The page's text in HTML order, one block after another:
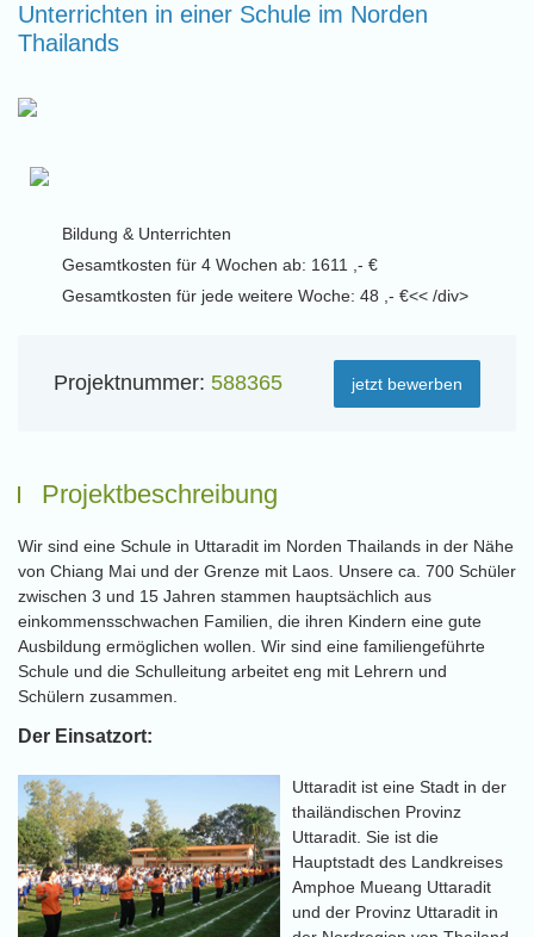
Unterrichten in einer Schule im Norden
Thailands
Bildung & Unterrichten
Gesamtkosten für 4 Wochen ab: 1611 ,- €
Gesamtkosten für jede weitere Woche: 48 ,- €<< /div>
Projektnummer: 588365 jetzt bewerben
Projektbeschreibung
Wir sind eine Schule in Uttaradit im Norden Thailands in der Nähe
von Chiang Mai und der Grenze mit Laos. Unsere ca. 700 Schüler
zwischen 3 und 15 Jahren stammen hauptsächlich aus
einkommensschwachen Familien, die ihren Kindern eine gute
Ausbildung ermöglichen wollen. Wir sind eine familiengeführte
Schule und die Schulleitung arbeitet eng mit Lehrern und
Schülern zusammen.
Der Einsatzort:
Uttaradit ist eine Stadt in der
thailändischen Provinz
Uttaradit. Sie ist die
Hauptstadt des Landkreises
Amphoe Mueang Uttaradit
und der Provinz Uttaradit in